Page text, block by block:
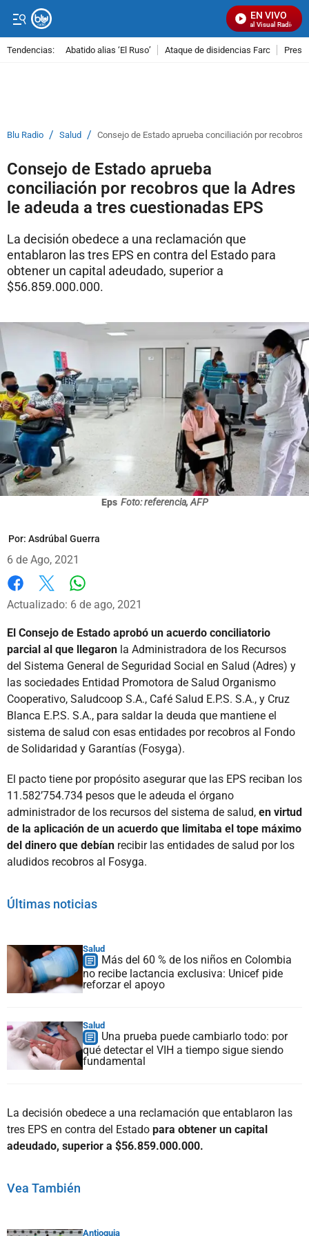
EN VIVO
Señal Visual Radio
Tendencias: Abatido alias ‘El Ruso’ Ataque de disidencias Farc
Blu Radio / Salud / Consejo de Estado aprueba conciliación por recobros
Consejo de Estado aprueba
conciliación por recobros que la Adres
le adeuda a tres cuestionadas EPS
La decisión obedece a una reclamación que
entablaron las tres EPS en contra del Estado para
obtener un capital adeudado, superior a
$56.859.000.000.
Eps Foto: referencia, AFP
Por: Asdrúbal Guerra
6 de Ago, 2021
Facebook
X
Actualizado: 6 de ago, 2021
El Consejo de Estado aprobó un acuerdo conciliatorio
parcial al que llegaron la Administradora de los Recursos
del Sistema General de Seguridad Social en Salud (Adres) y
las sociedades Entidad Promotora de Salud Organismo
Cooperativo, Saludcoop S.A., Café Salud E.P.S. S.A., y Cruz
Blanca E.P.S. S.A., para saldar la deuda que mantiene el
sistema de salud con esas entidades por recobros al Fondo
de Solidaridad y Garantías (Fosyga).
El pacto tiene por propósito asegurar que las EPS reciban los
11.582’754.734 pesos que le adeuda el órgano
administrador de los recursos del sistema de salud, en virtud
de la aplicación de un acuerdo que limitaba el tope máximo
del dinero que debían recibir las entidades de salud por los
aludidos recobros al Fosyga.
Últimas noticias
Salud
Más del 60 % de los niños en Colombia
no recibe lactancia exclusiva: Unicef pide
reforzar el apoyo
Salud
Una prueba puede cambiarlo todo: por
qué detectar el VIH a tiempo sigue siendo
fundamental
La decisión obedece a una reclamación que entablaron las
tres EPS en contra del Estado para obtener un capital
adeudado, superior a $56.859.000.000.
Vea También
Antioquia